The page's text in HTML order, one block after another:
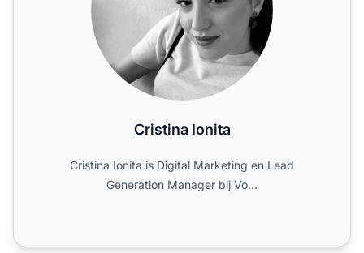
Cristina Ionita
Cristina Ionita is Digital Marketing en Lead
Generation Manager bij Vo...